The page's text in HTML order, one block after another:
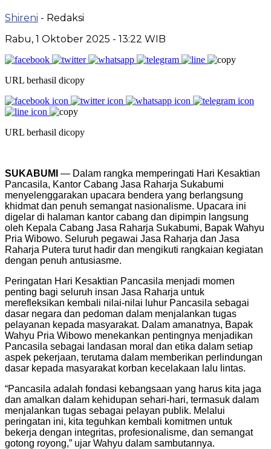
Shireni - Redaksi
Rabu, 1 Oktober 2025 - 13:22 WIB
URL berhasil dicopy
URL berhasil dicopy
SUKABUMI — Dalam rangka memperingati Hari Kesaktian
Pancasila, Kantor Cabang Jasa Raharja Sukabumi
menyelenggarakan upacara bendera yang berlangsung
khidmat dan penuh semangat nasionalisme. Upacara ini
digelar di halaman kantor cabang dan dipimpin langsung
oleh Kepala Cabang Jasa Raharja Sukabumi, Bapak Wahyu
Pria Wibowo. Seluruh pegawai Jasa Raharja dan Jasa
Raharja Putera turut hadir dan mengikuti rangkaian kegiatan
dengan penuh antusiasme.
Peringatan Hari Kesaktian Pancasila menjadi momen
penting bagi seluruh insan Jasa Raharja untuk
merefleksikan kembali nilai-nilai luhur Pancasila sebagai
dasar negara dan pedoman dalam menjalankan tugas
pelayanan kepada masyarakat. Dalam amanatnya, Bapak
Wahyu Pria Wibowo menekankan pentingnya menjadikan
Pancasila sebagai landasan moral dan etika dalam setiap
aspek pekerjaan, terutama dalam memberikan perlindungan
dasar kepada masyarakat korban kecelakaan lalu lintas.
“Pancasila adalah fondasi kebangsaan yang harus kita jaga
dan amalkan dalam kehidupan sehari-hari, termasuk dalam
menjalankan tugas sebagai pelayan publik. Melalui
peringatan ini, kita teguhkan kembali komitmen untuk
bekerja dengan integritas, profesionalisme, dan semangat
gotong royong,” ujar Wahyu dalam sambutannya.